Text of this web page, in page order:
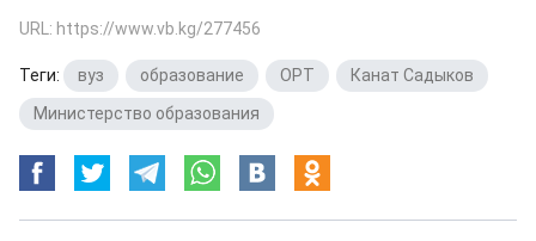
URL: https://www.vb.kg/277456
Теги: вуз образование ОРТ Канат Садыков
Министерство образования